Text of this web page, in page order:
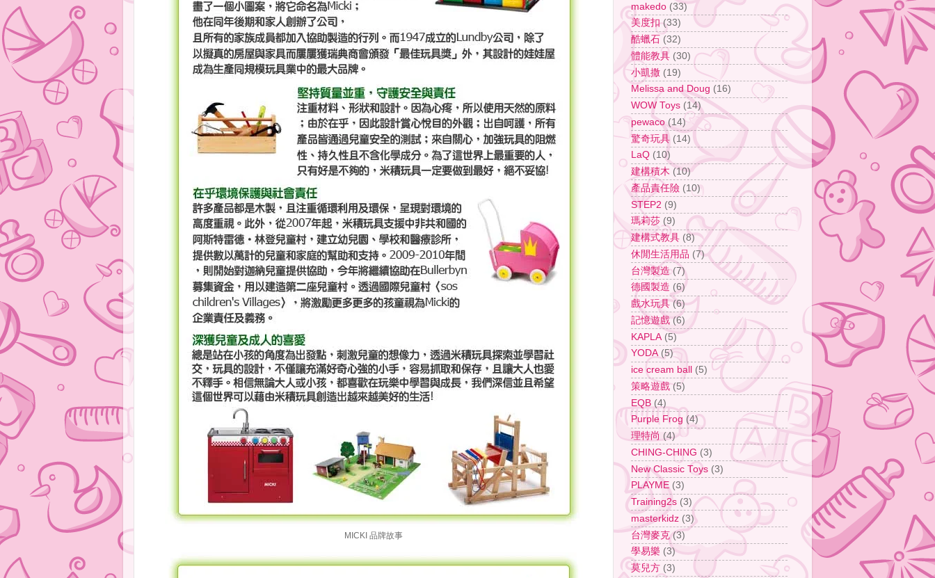
MICKI 品牌故事
makedo (33)
美度扣 (33)
酷蠟石 (32)
體能教具 (30)
小凱撒 (19)
Melissa and Doug (16)
WOW Toys (14)
pewaco (14)
驚奇玩具 (14)
LaQ (10)
建構積木 (10)
產品責任險 (10)
STEP2 (9)
瑪莉莎 (9)
建構式教具 (8)
休閒生活用品 (7)
台灣製造 (7)
德國製造 (6)
戲水玩具 (6)
記憶遊戲 (6)
KAPLA (5)
YODA (5)
ice cream ball
(5)
策略遊戲 (5)
EQB (4)
Purple Frog (4)
理特尚 (4)
CHING-CHING (3)
New Classic Toys (3)
PLAYME (3)
Training2s (3)
masterkidz (3)
台灣麥克 (3)
學易樂 (3)
莫兒方 (3)